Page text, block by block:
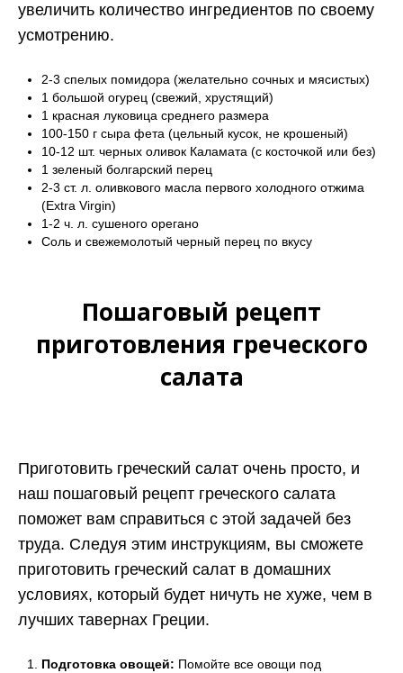
увеличить количество ингредиентов по своему
усмотрению.
2-3 спелых помидора (желательно сочных и мясистых)
1 большой огурец (свежий, хрустящий)
1 красная луковица среднего размера
100-150 г сыра фета (цельный кусок, не крошеный)
10-12 шт. черных оливок Каламата (с косточкой или без)
1 зеленый болгарский перец
2-3 ст. л. оливкового масла первого холодного отжима
(Extra Virgin)
1-2 ч. л. сушеного орегано
Соль и свежемолотый черный перец по вкусу
Пошаговый рецепт
приготовления греческого
салата
Приготовить греческий салат очень просто, и
наш пошаговый рецепт греческого салата
поможет вам справиться с этой задачей без
труда. Следуя этим инструкциям, вы сможете
приготовить греческий салат в домашних
условиях, который будет ничуть не хуже, чем в
лучших тавернах Греции.
Подготовка овощей: Помойте все овощи под